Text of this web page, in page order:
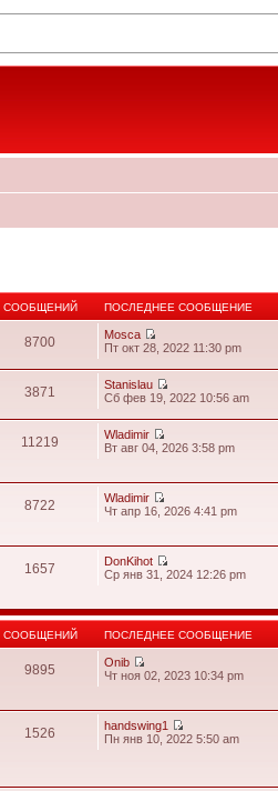
СООБЩЕНИЙ ПОСЛЕДНЕЕ СООБЩЕНИЕ
8700
Mosca
Пт окт 28, 2022 11:30 pm
3871
Stanislau
Сб фев 19, 2022 10:56 am
11219
Wladimir
Вт авг 04, 2026 3:58 pm
8722
Wladimir
Чт апр 16, 2026 4:41 pm
1657
DonKihot
Ср янв 31, 2024 12:26 pm
СООБЩЕНИЙ ПОСЛЕДНЕЕ СООБЩЕНИЕ
9895
Onib
Чт ноя 02, 2023 10:34 pm
1526
handswing1
Пн янв 10, 2022 5:50 am